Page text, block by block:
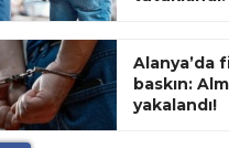
Alanya’da
baskın:
yakalandı!